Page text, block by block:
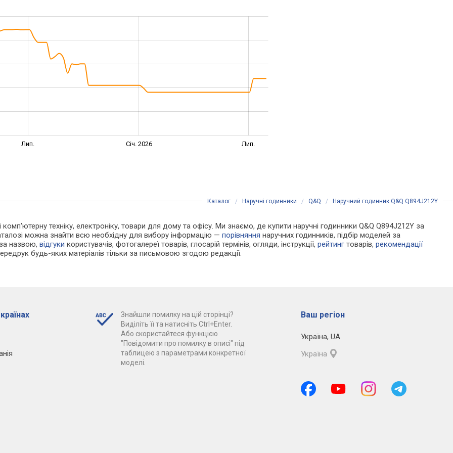
Лип. Січ. 2026 Лип.
Каталог / Наручні годинники / Q&Q / Наручний годинник Q&Q Q894J212Y
комп'ютерну техніку, електроніку, товари для дому та офісу. Ми знаємо, де купити наручні годинники Q&Q Q894J212Y за
можна знайти всю необхідну для вибору інформацію —порівняння наручних годинників, підбір моделей за
назвою,відгуки користувачів, фотогалереї товарів, глосарій термінів, огляди, інструкції,рейтинг товарів,рекомендації
будь-яких матеріалів тільки за письмовою згодою редакції.
Знайшли помилку на цій сторінці?
Виділіть її та натисніть Ctrl+Enter.
Або скористайтеся функцією
"Повідомити про помилку в описі" під
таблицею з параметрами конкретної
моделі.
Ваш регіон
Україна, UA
Україна